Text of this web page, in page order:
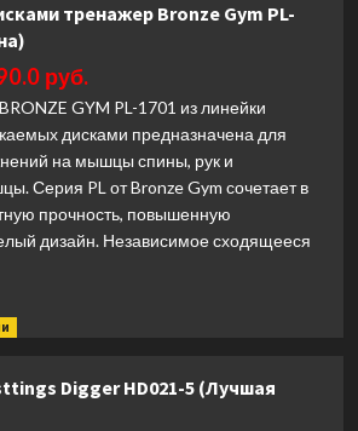
тренажер Bronze Gym PL-
руб.
GYM PL-1701 из линейки
дисками предназначена для
на мышцы спины, рук и
Серия PL от Bronze Gym сочетает в
прочность, повышенную
дизайн. Независимое сходящееся
Digger HD021-5 (Лучшая